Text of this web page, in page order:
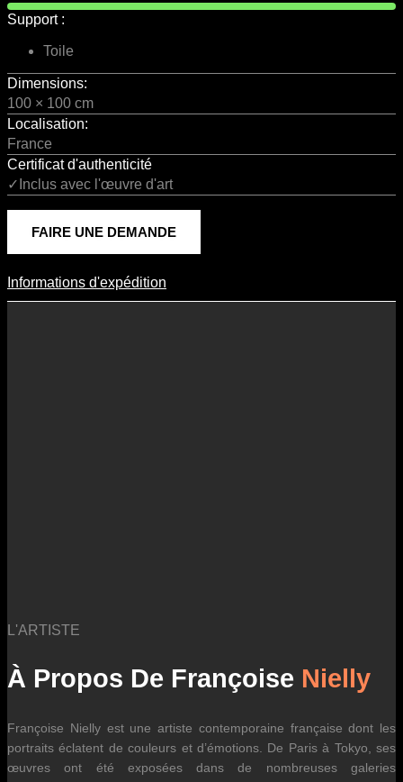
Support :
Toile
Dimensions:
100 × 100 cm
Localisation:
France
Certificat d'authenticité
✓Inclus avec l'œuvre d'art
FAIRE UNE DEMANDE
Informations D'expédition
Informations d'expédition
L'ARTISTE
À Propos De Françoise Nielly
Françoise Nielly est une artiste contemporaine française dont les
portraits éclatent de couleurs et d’émotions. De Paris à Tokyo, ses
œuvres ont été exposées dans de nombreuses galeries